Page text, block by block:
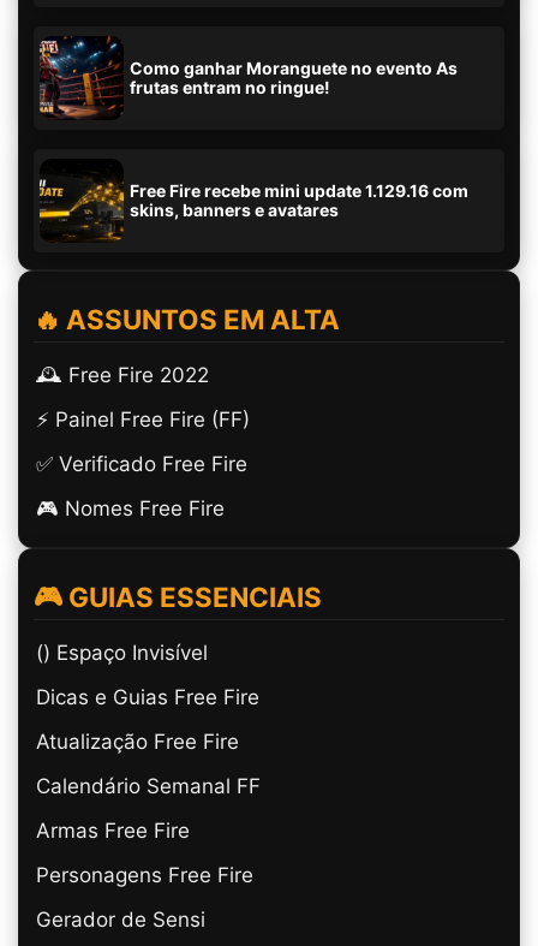
Como ganhar Moranguete no evento As
frutas entram no ringue!
Free Fire recebe mini update 1.129.16 com
skins, banners e avatares
🔥 ASSUNTOS EM ALTA
🕰️ Free Fire 2022
⚡ Painel Free Fire (FF)
✅ Verificado Free Fire
🎮 Nomes Free Fire
🎮 GUIAS ESSENCIAIS
(ㅤ) Espaço Invisível
Dicas e Guias Free Fire
Atualização Free Fire
Calendário Semanal FF
Armas Free Fire
Personagens Free Fire
Gerador de Sensi